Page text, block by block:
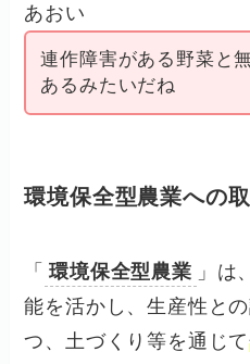
あおい
連作障害がある野菜と
あるみたいだね
環境保全型農業への
「 環境保全型農業 」は
能を活かし、生産性と
つ、土づくり等を通じて